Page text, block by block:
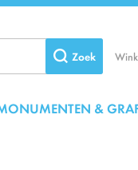
Zoek
&